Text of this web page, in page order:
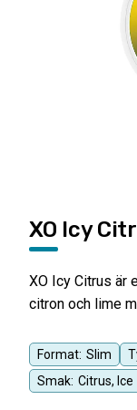
Format: Slim
Smak: Citrus, Ice
XO Icy
XO Icy Citrus är
citron och lime